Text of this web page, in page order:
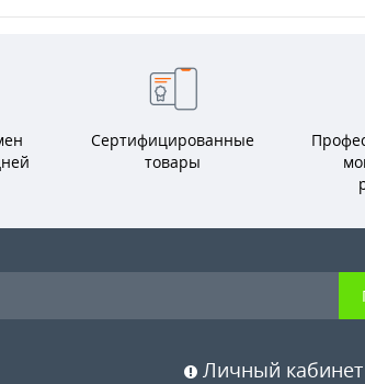
Сертифицированные
товары
Личный кабинет